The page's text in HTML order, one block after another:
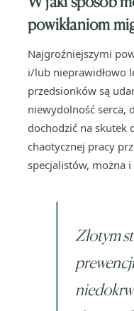
powikłaniom
Najgroźniejszymi
i/lub nieprawidłowo
przedsionków są
niewydolność serca,
dochodzić na skutek
chaotycznej pracy
specjalistów, można
Złotym